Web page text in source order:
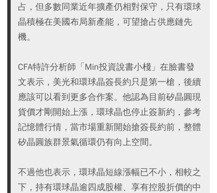
占，但多數同業近年擴產仍相對保守，只有環球
晶積極在美國布局新產能，可望搶占供應鏈先
機。
CFA特許分析師「Min投資說書小棧」在臉書發
文表示，美光和環球晶簽長約只是第一槍，後續
應該可以看到更多合作案。他認為目前矽晶圓現
貨價才剛開始上漲，環球晶也停止簽新約，參考
記憶體行情，當市場重新開始搶簽長約前，整體
矽晶圓族群景氣循環仍有向上空間。
不過他也表示，環球晶短線漲幅已不小，相較之
下，持有環球晶逾四成股權、享有控股折價的中